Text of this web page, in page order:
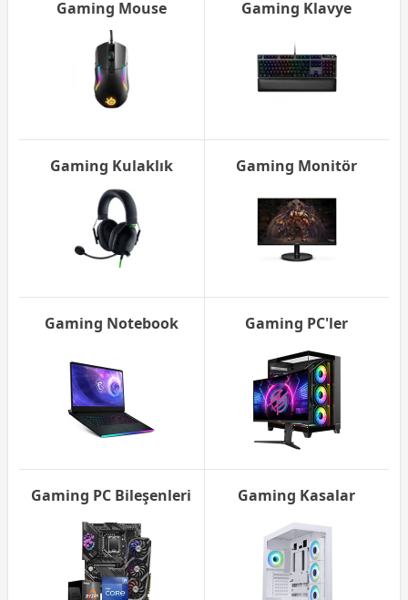
Gaming Mouse Gaming Klavye
Gaming Kulaklık Gaming Monitör
Gaming Notebook Gaming PC'ler
Gaming PC Bileşenleri Gaming Kasalar